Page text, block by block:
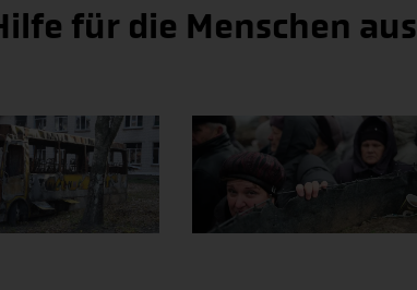
für die Menschen aus